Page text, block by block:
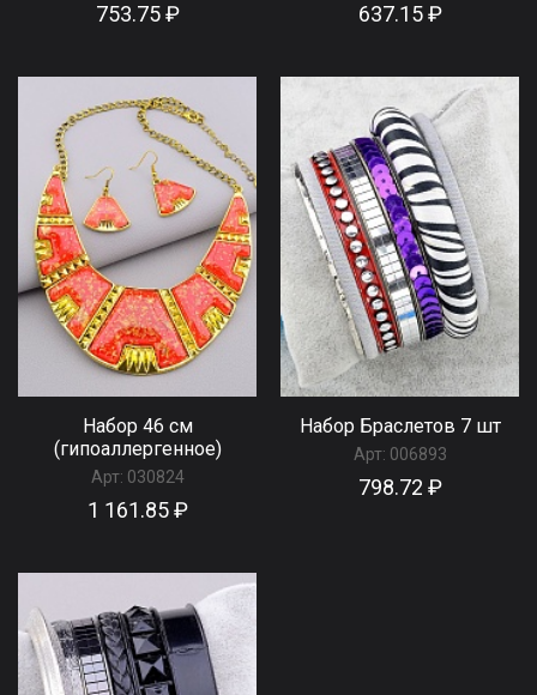
753.75 ₽ 637.15 ₽
Набор 46 см
(гипоаллергенное)
Арт: 030824
1 161.85 ₽
Набор Браслетов 7 шт
Арт: 006893
798.72 ₽